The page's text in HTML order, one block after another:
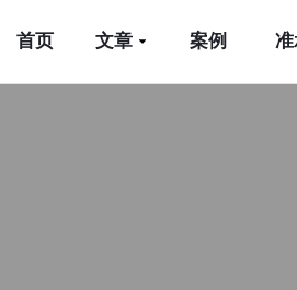
首页 文章 案例